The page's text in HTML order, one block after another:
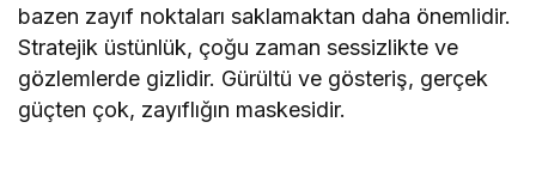
bazen zayıf noktaları saklamaktan daha önemlidir.
Stratejik üstünlük, çoğu zaman sessizlikte ve
gözlemlerde gizlidir. Gürültü ve gösteriş, gerçek
güçten çok, zayıflığın maskesidir.